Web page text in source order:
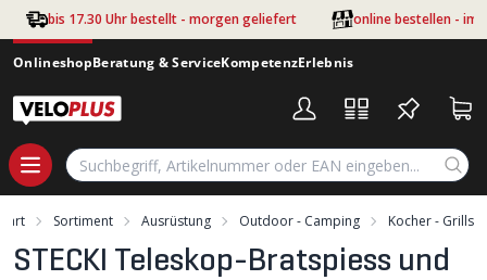
Zum Hauptinhalt springen
bis 17.30 Uhr bestellt - morgen geliefert online bestellen - im
OnlineshopBeratung & ServiceKompetenzErlebnis
Sortiment Ausrüstung Outdoor - Camping Kocher - Grills
STECKI Teleskop-Bratspiess und